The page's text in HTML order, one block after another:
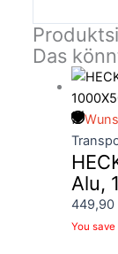
Das
Alu,
449,90
You save